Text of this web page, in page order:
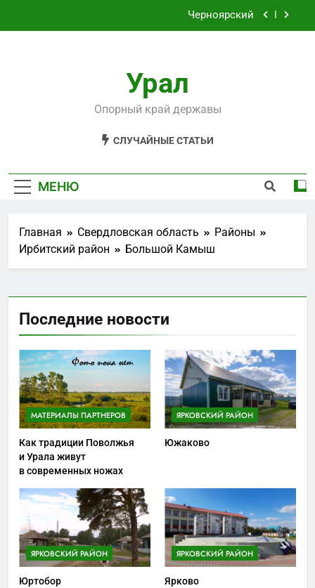
Черноярский
Староуткинск
Черноярский
Урал
Опорный край державы
СЛУЧАЙНЫЕ СТАТЬИ
МЕНЮ
Главная Свердловская область
Районы
Ирбитский район
Большой Камыш
Последние новости
МАТЕРИАЛЫ ПАРТНЕРОВ
Как традиции Поволжья
и Урала живут
в современных ножах
ЯРКОВСКИЙ РАЙОН
Южаково
ЯРКОВСКИЙ РАЙОН
Юртобор
ЯРКОВСКИЙ РАЙОН
Ярково